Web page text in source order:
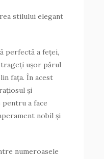
stilului elegant
perfectă a feței,
ușor părul
fața. În acest
și
a face
nobil și
numeroasele